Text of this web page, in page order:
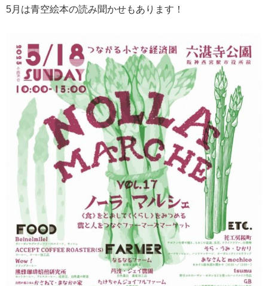
5月は青空絵本の読み聞かせもあります！